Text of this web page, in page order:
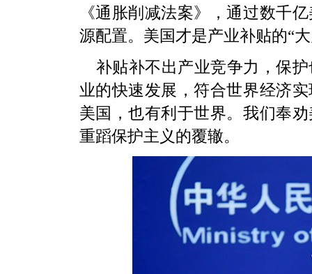
《通胀削减法案》，通过数千
源配置。美国才是产业补贴的“
补贴补不出产业竞争力，保
业的快速发展，符合世界经济
美国，也有利于世界。我们奉
重蹈保护主义的覆辙。